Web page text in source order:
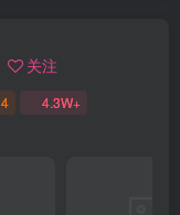
关注
4 4.3W+